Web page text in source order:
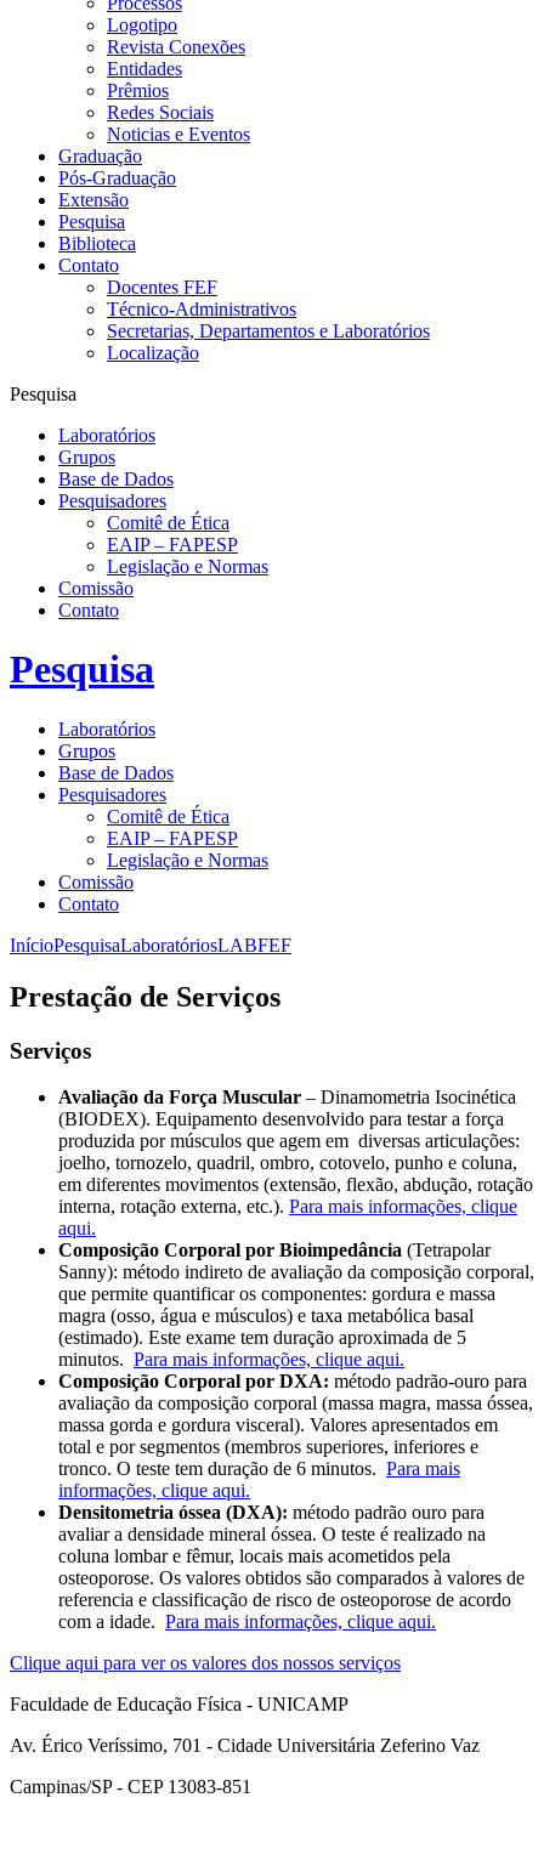
Logotipo
Revista Conexões
Entidades
Prêmios
Redes Sociais
Noticias e Eventos
Graduação
Pós-Graduação
Extensão
Pesquisa
Biblioteca
Contato
Docentes FEF
Técnico-Administrativos
Secretarias, Departamentos e Laboratórios
Localização
Pesquisa
Laboratórios
Grupos
Base de Dados
Pesquisadores
Comitê de Ética
EAIP – FAPESP
Legislação e Normas
Comissão
Contato
Pesquisa
Laboratórios
Grupos
Base de Dados
Pesquisadores
Comitê de Ética
EAIP – FAPESP
Legislação e Normas
Comissão
Contato
InícioPesquisaLaboratóriosLABFEF
Prestação de Serviços
Serviços
Avaliação da Força Muscular – Dinamometria Isocinética
(BIODEX). Equipamento desenvolvido para testar a força
produzida por músculos que agem em diversas articulações:
joelho, tornozelo, quadril, ombro, cotovelo, punho e coluna,
em diferentes movimentos (extensão, flexão, abdução, rotação
interna, rotação externa, etc.). Para mais informações, clique
aqui.
Composição Corporal por Bioimpedância (Tetrapolar
Sanny): método indireto de avaliação da composição corporal,
que permite quantificar os componentes: gordura e massa
magra (osso, água e músculos) e taxa metabólica basal
(estimado). Este exame tem duração aproximada de 5
minutos. Para mais informações, clique aqui.
Composição Corporal por DXA: método padrão-ouro para
avaliação da composição corporal (massa magra, massa óssea,
massa gorda e gordura visceral). Valores apresentados em
total e por segmentos (membros superiores, inferiores e
tronco. O teste tem duração de 6 minutos. Para mais
informações, clique aqui.
Densitometria óssea (DXA): método padrão ouro para
avaliar a densidade mineral óssea. O teste é realizado na
coluna lombar e fêmur, locais mais acometidos pela
osteoporose. Os valores obtidos são comparados à valores de
referencia e classificação de risco de osteoporose de acordo
com a idade. Para mais informações, clique aqui.
Clique aqui para ver os valores dos nossos serviços
Faculdade de Educação Física - UNICAMP
Av. Érico Veríssimo, 701 - Cidade Universitária Zeferino Vaz
Campinas/SP - CEP 13083-851